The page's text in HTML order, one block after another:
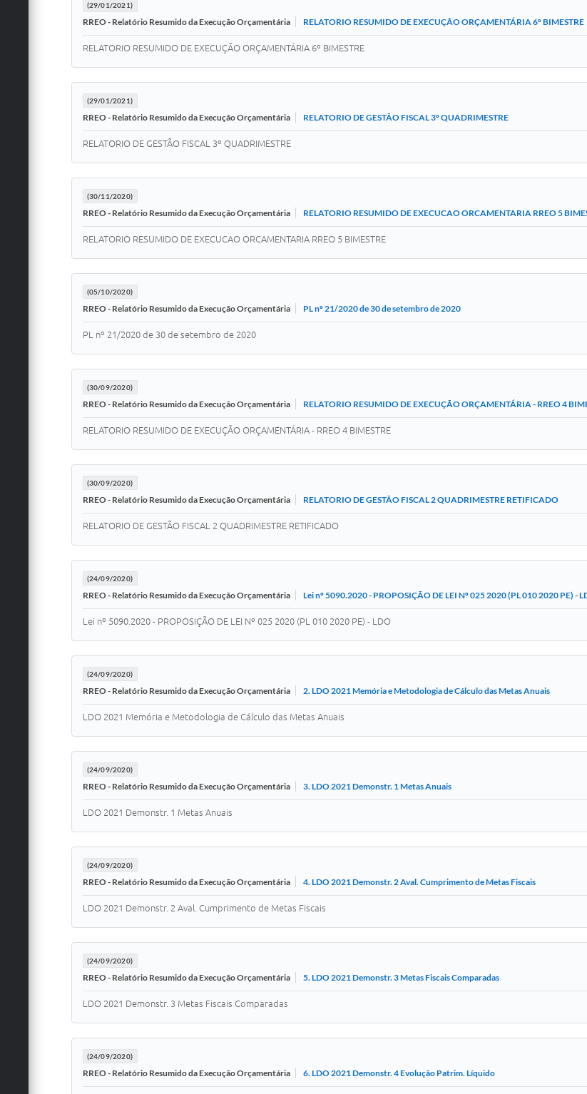
(29/01/2021)
RREO - Relatório Resumido da Execução Orçamentária RELATORIO RESUMIDO DE EXECUÇÃO ORÇAMENTÁRIA 6º BIMESTRE
RELATORIO RESUMIDO DE EXECUÇÃO ORÇAMENTÁRIA 6º BIMESTRE
(29/01/2021)
RREO - Relatório Resumido da Execução Orçamentária RELATORIO DE GESTÃO FISCAL 3º QUADRIMESTRE
RELATORIO DE GESTÃO FISCAL 3º QUADRIMESTRE
(30/11/2020)
RREO - Relatório Resumido da Execução Orçamentária RELATORIO RESUMIDO DE EXECUCAO ORCAMENTARIA RREO 5
RELATORIO RESUMIDO DE EXECUCAO ORCAMENTARIA RREO 5 BIMESTRE
(05/10/2020)
RREO - Relatório Resumido da Execução Orçamentária PL nº 21/2020 de 30 de setembro de 2020
PL nº 21/2020 de 30 de setembro de 2020
(30/09/2020)
RREO - Relatório Resumido da Execução Orçamentária RELATORIO RESUMIDO DE EXECUÇÃO ORÇAMENTÁRIA - RREO 4
RELATORIO RESUMIDO DE EXECUÇÃO ORÇAMENTÁRIA - RREO 4 BIMESTRE
(30/09/2020)
RREO - Relatório Resumido da Execução Orçamentária RELATORIO DE GESTÃO FISCAL 2 QUADRIMESTRE RETIFICADO
RELATORIO DE GESTÃO FISCAL 2 QUADRIMESTRE RETIFICADO
(24/09/2020)
RREO - Relatório Resumido da Execução Orçamentária Lei nº 5090.2020 - PROPOSIÇÃO DE LEI Nº 025 2020 (PL 010 2020 PE) -
Lei nº 5090.2020 - PROPOSIÇÃO DE LEI Nº 025 2020 (PL 010 2020 PE) - LDO
(24/09/2020)
RREO - Relatório Resumido da Execução Orçamentária 2. LDO 2021 Memória e Metodologia de Cálculo das Metas Anuais
LDO 2021 Memória e Metodologia de Cálculo das Metas Anuais
(24/09/2020)
RREO - Relatório Resumido da Execução Orçamentária 3. LDO 2021 Demonstr. 1 Metas Anuais
LDO 2021 Demonstr. 1 Metas Anuais
(24/09/2020)
RREO - Relatório Resumido da Execução Orçamentária 4. LDO 2021 Demonstr. 2 Aval. Cumprimento de Metas Fiscais
LDO 2021 Demonstr. 2 Aval. Cumprimento de Metas Fiscais
(24/09/2020)
RREO - Relatório Resumido da Execução Orçamentária 5. LDO 2021 Demonstr. 3 Metas Fiscais Comparadas
LDO 2021 Demonstr. 3 Metas Fiscais Comparadas
(24/09/2020)
RREO - Relatório Resumido da Execução Orçamentária 6. LDO 2021 Demonstr. 4 Evolução Patrim. Líquido